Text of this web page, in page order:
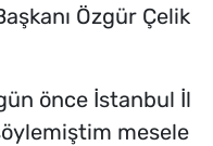
Özgür Çelik
önce İstanbul İl
mesele